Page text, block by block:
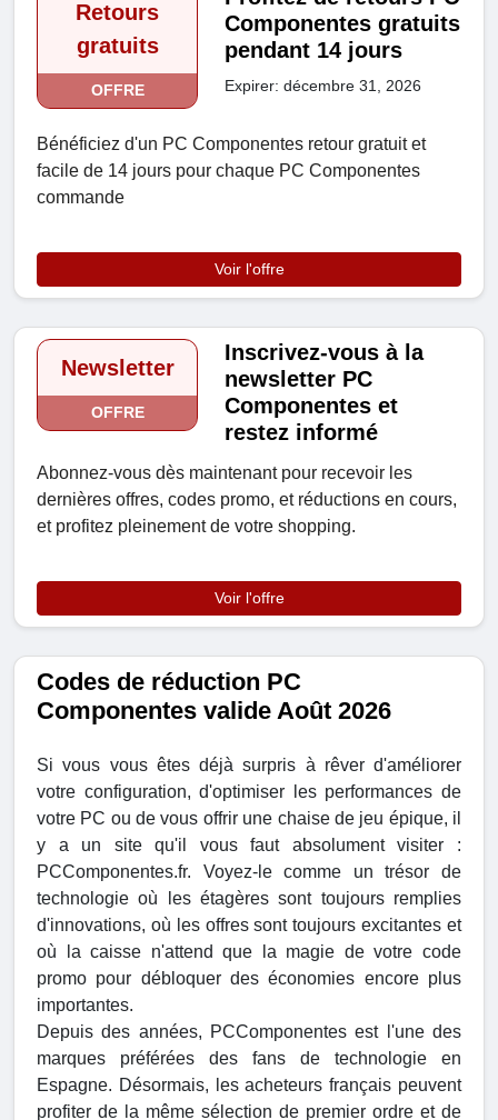
Retours
gratuits
OFFRE
Componentes gratuits
pendant 14 jours
Expirer: décembre 31, 2026
Bénéficiez d'un PC Componentes retour gratuit et
facile de 14 jours pour chaque PC Componentes
commande
Voir l'offre
Newsletter
OFFRE
Inscrivez-vous à la
newsletter PC
Componentes et
restez informé
Abonnez-vous dès maintenant pour recevoir les
dernières offres, codes promo, et réductions en cours,
et profitez pleinement de votre shopping.
Voir l'offre
Codes de réduction PC
Componentes valide Août 2026
Si vous vous êtes déjà surpris à rêver d'améliorer
votre configuration, d'optimiser les performances de
votre PC ou de vous offrir une chaise de jeu épique, il
y a un site qu'il vous faut absolument visiter :
PCComponentes.fr. Voyez-le comme un trésor de
technologie où les étagères sont toujours remplies
d'innovations, où les offres sont toujours excitantes et
où la caisse n'attend que la magie de votre code
promo pour débloquer des économies encore plus
importantes.
Depuis des années, PCComponentes est l'une des
marques préférées des fans de technologie en
Espagne. Désormais, les acheteurs français peuvent
profiter de la même sélection de premier ordre et de